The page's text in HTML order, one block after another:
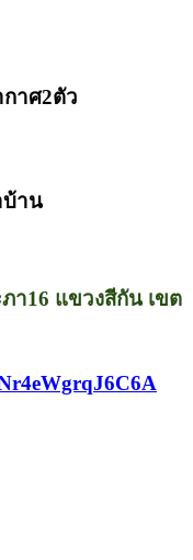
กาศ2ตัว
บ้าน
า16 แขวงสีกัน เขต